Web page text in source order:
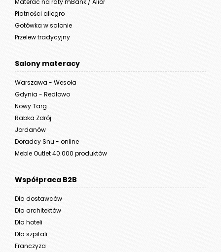
Materac na raty mBank / Alior
Płatności allegro
Gotówka w salonie
Przelew tradycyjny
Salony materacy
Warszawa - Wesoła
Gdynia - Redłowo
Nowy Targ
Rabka Zdrój
Jordanów
Doradcy Snu - online
Meble Outlet 40.000 produktów
Współpraca B2B
Dla dostawców
Dla architektów
Dla hoteli
Dla szpitali
Franczyza